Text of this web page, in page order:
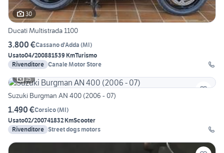
30
Ducati Multistrada 1100
3.800 €Cassano d'Adda (MI)
Usato04/200881539 KmTurismo
Rivenditore Canale Motor Store
15
Suzuki Burgman AN 400 (2006 - 07)
1.490 €Corsico(MI)
Usato02/200741832 KmScooter
Rivenditore Street dogs motors